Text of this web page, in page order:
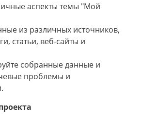
аспекты темы "Мой
из различных источников,
статьи, веб-сайты и
собранные данные и
проблемы и